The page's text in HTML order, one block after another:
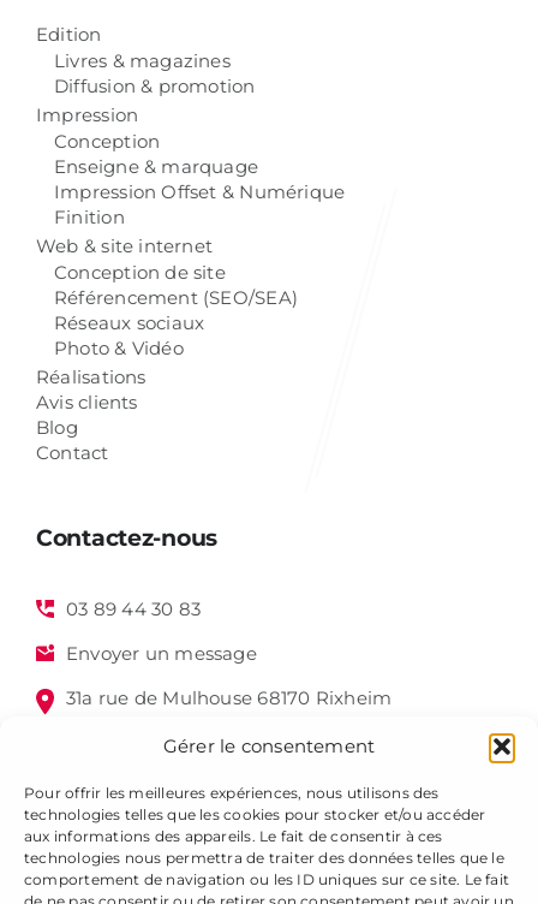
Gérer le consentement
Pour offrir les meilleures expériences, nous utilisons des
technologies telles que les cookies pour stocker et/ou accéder
aux informations des appareils. Le fait de consentir à ces
technologies nous permettra de traiter des données telles que le
comportement de navigation ou les ID uniques sur ce site. Le fait
Edition
Livres & magazines
Diffusion & promotion
Impression
Conception
Enseigne & marquage
Impression Offset & Numérique
Finition
Web & site internet
Conception de site
Référencement (SEO/SEA)
Réseaux sociaux
Photo & Vidéo
Réalisations
Avis clients
Blog
Contact
Contactez-nous
03 89 44 30 83
Envoyer un message
31a rue de Mulhouse 68170 Rixheim